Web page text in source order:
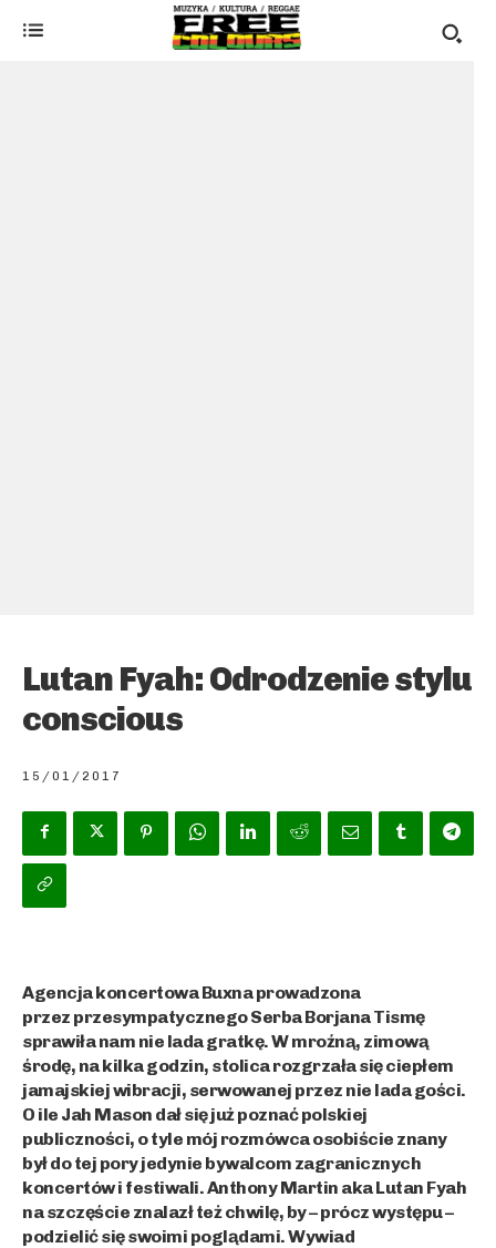
Lutan Fyah: Odrodzenie stylu
conscious
15/01/2017
Agencja koncertowa Buxna prowadzona
przez przesympatycznego Serba Borjana Tismę
sprawiła nam nie lada gratkę. W mroźną, zimową
środę, na kilka godzin, stolica rozgrzała się ciepłem
jamajskiej wibracji, serwowanej przez nie lada gości.
O ile Jah Mason dał się już poznać polskiej
publiczności, o tyle mój rozmówca osobiście znany
był do tej pory jedynie bywalcom zagranicznych
koncertów i festiwali. Anthony Martin aka Lutan Fyah
na szczęście znalazł też chwilę, by – prócz występu –
podzielić się swoimi poglądami. Wywiad